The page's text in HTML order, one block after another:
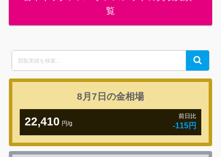
覧
for:
Search
8月7日の金相場
22,410 円/g
前日比
-115円